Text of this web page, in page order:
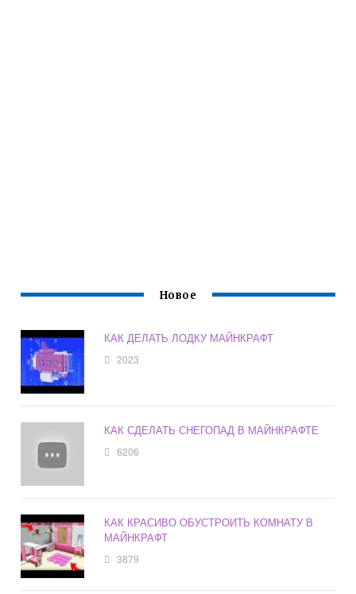
Новое
КАК ДЕЛАТЬ ЛОДКУ МАЙНКРАФТ
2023
КАК СДЕЛАТЬ СНЕГОПАД В МАЙНКРАФТЕ
6206
КАК КРАСИВО ОБУСТРОИТЬ КОМНАТУ В
МАЙНКРАФТ
3879